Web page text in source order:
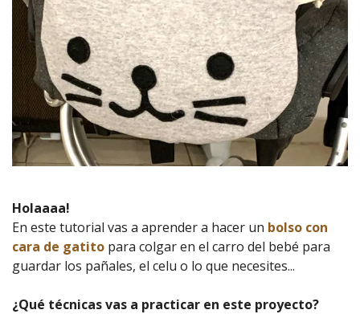
Holaaaa!
En este tutorial vas a aprender a hacer un bolso con
cara de gatito para colgar en el carro del bebé para
guardar los pañales, el celu o lo que necesites...
¿Qué técnicas vas a practicar en este proyecto?